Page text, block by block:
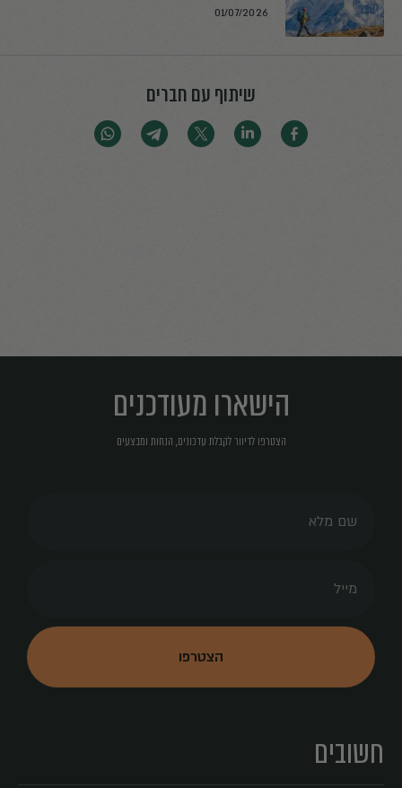
01/07/2026
שיתוף עם חברים
הישארו מעודכנים
הצטרפו לדיוור לקבלת עדכונים, הנחות ומבצעים
חשובים